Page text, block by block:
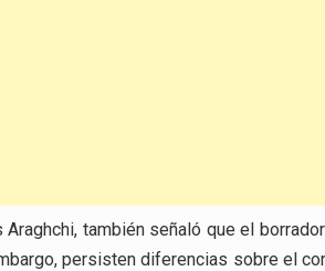
también señaló que el
persisten diferencias sobre el